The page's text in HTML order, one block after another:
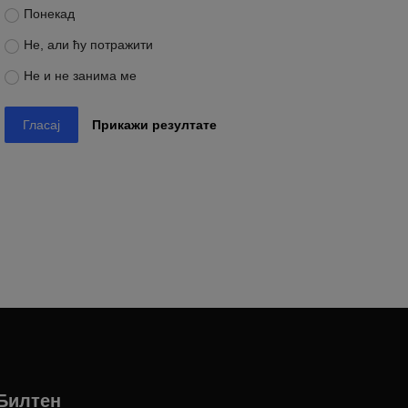
Понекад
Не, али ћу потражити
Не и не занима ме
Гласај Прикажи резултате